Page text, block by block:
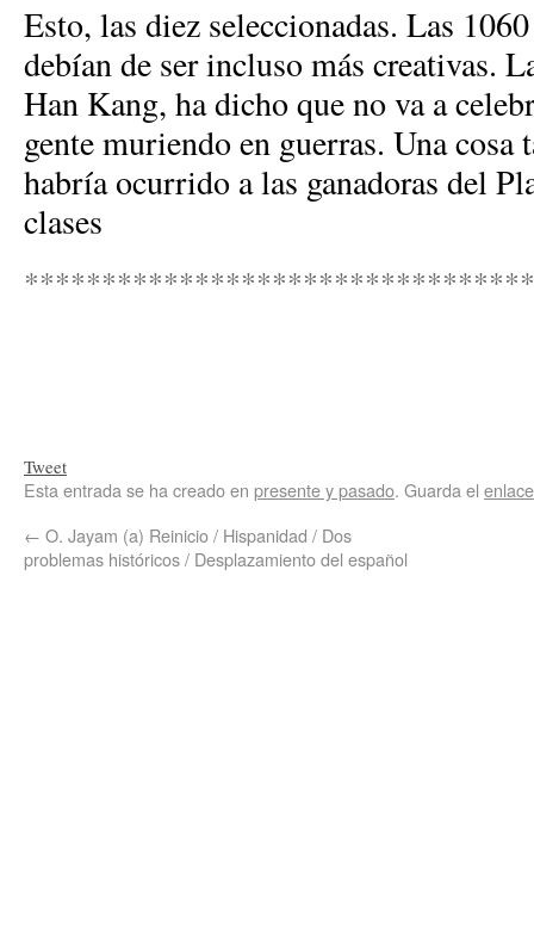
Esto, las diez seleccionadas. Las
debían de ser incluso más creativas.
Han Kang, ha dicho que no va a
gente muriendo en guerras. Una cosa
habría ocurrido a las ganadoras del
clases
Tweet
Esta entrada se ha creado en presente y pasado. Guarda el
← O. Jayam (a) Reinicio / Hispanidad / Dos
problemas históricos / Desplazamiento del español